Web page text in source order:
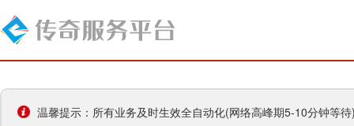
温馨提示：所有业务及时生效全自动化(网络高峰期5-10分钟等